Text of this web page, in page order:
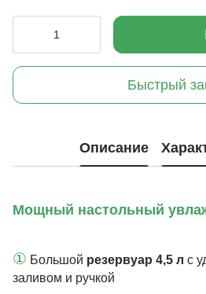
Быстрый
Описание
Мощный настольный
① Большой резервуар 4,5 л с
заливом и ручкой